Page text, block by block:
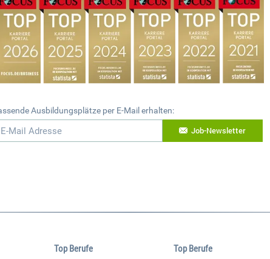
Ausbildungsplätze per E-Mail erhalten:
Job-Newsletter
Top Berufe
Top Berufe